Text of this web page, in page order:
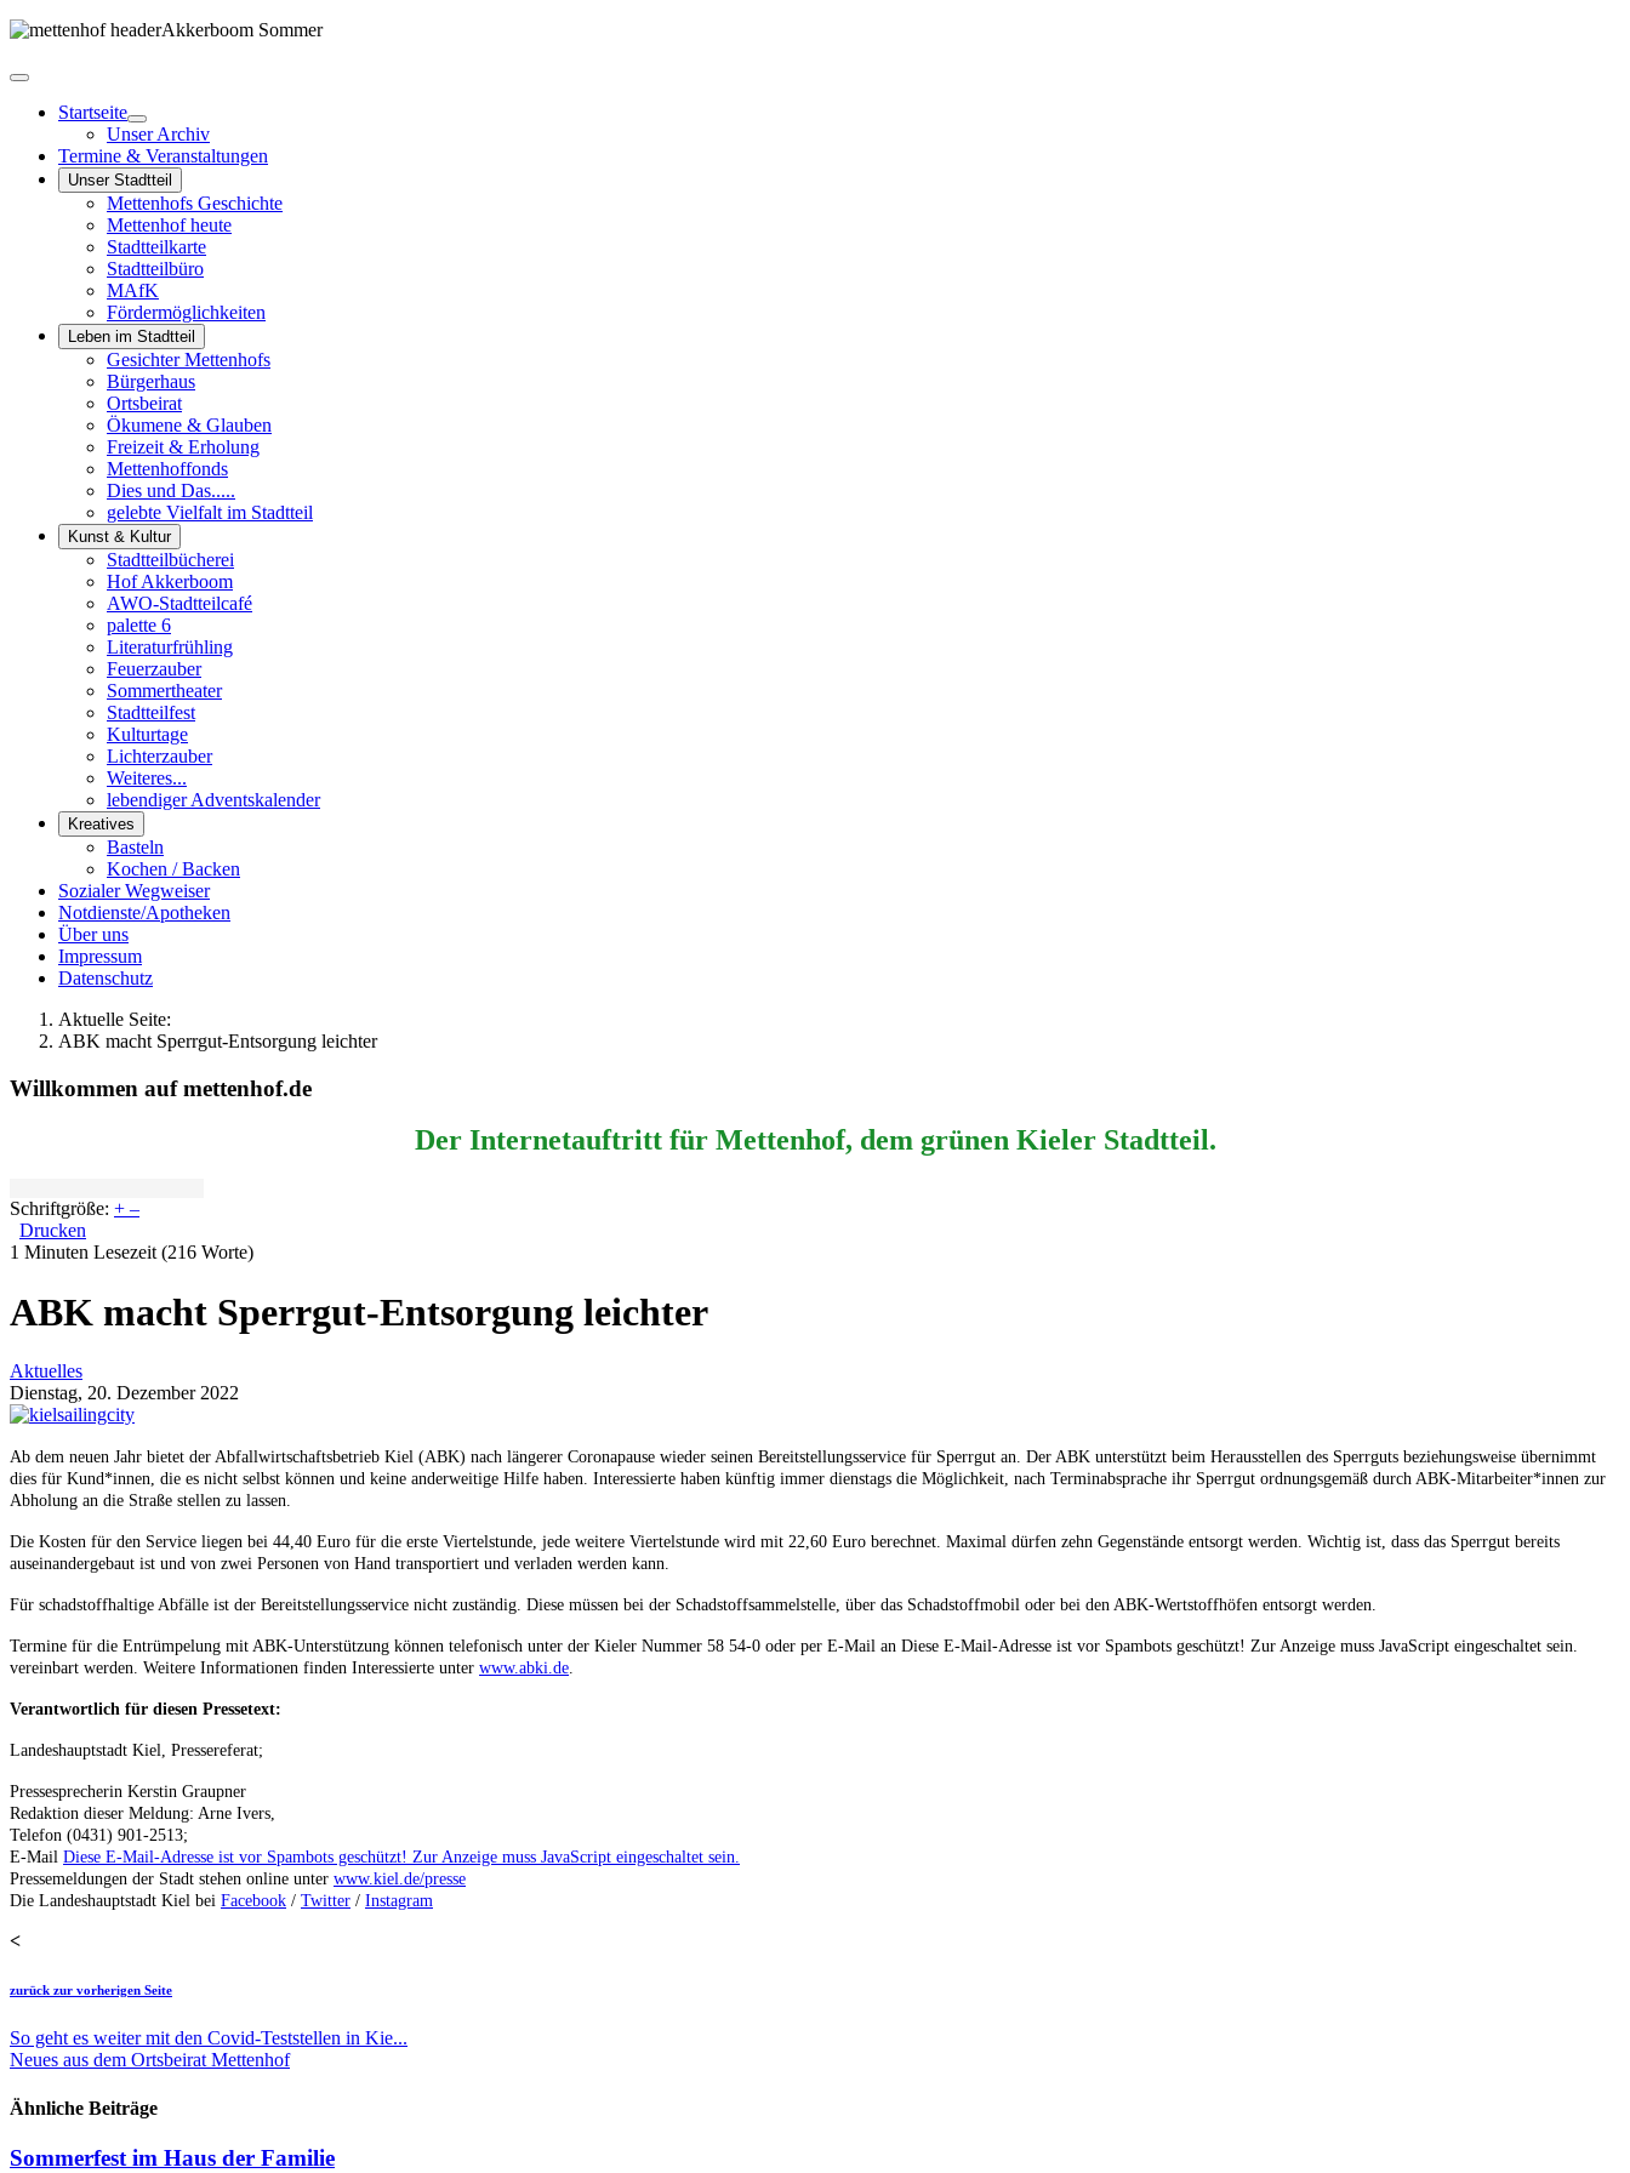
Startseite
Unser Archiv
Termine & Veranstaltungen
Unser Stadtteil
Mettenhofs Geschichte
Mettenhof heute
Stadtteilkarte
Stadtteilbüro
MAfK
Fördermöglichkeiten
Leben im Stadtteil
Gesichter Mettenhofs
Bürgerhaus
Ortsbeirat
Ökumene & Glauben
Freizeit & Erholung
Mettenhoffonds
Dies und Das.....
gelebte Vielfalt im Stadtteil
Kunst & Kultur
Stadtteilbücherei
Hof Akkerboom
AWO-Stadtteilcafé
palette 6
Literaturfrühling
Feuerzauber
Sommertheater
Stadtteilfest
Kulturtage
Lichterzauber
Weiteres...
lebendiger Adventskalender
Kreatives
Basteln
Kochen / Backen
Sozialer Wegweiser
Notdienste/Apotheken
Über uns
Impressum
Datenschutz
Aktuelle Seite:
ABK macht Sperrgut-Entsorgung leichter
Willkommen auf mettenhof.de
Der Internetauftritt für Mettenhof, dem grünen Kieler Stadtteil.
Schriftgröße: + –
Drucken
1 Minuten Lesezeit (216 Worte)
ABK macht Sperrgut-Entsorgung leichter
Aktuelles
Dienstag, 20. Dezember 2022
Ab dem neuen Jahr bietet der Abfallwirtschaftsbetrieb Kiel (ABK) nach längerer Coronapause wieder seinen Bereitstellungsservice für Sperrgut an. Der ABK unterstützt beim Herausstellen des Sperrguts beziehungsweise übernimmt
dies für Kund*innen, die es nicht selbst können und keine anderweitige Hilfe haben. Interessierte haben künftig immer dienstags die Möglichkeit, nach Terminabsprache ihr Sperrgut ordnungsgemäß durch ABK-Mitarbeiter*innen zur
Abholung an die Straße stellen zu lassen.
Die Kosten für den Service liegen bei 44,40 Euro für die erste Viertelstunde, jede weitere Viertelstunde wird mit 22,60 Euro berechnet. Maximal dürfen zehn Gegenstände entsorgt werden. Wichtig ist, dass das Sperrgut bereits
auseinandergebaut ist und von zwei Personen von Hand transportiert und verladen werden kann.
Für schadstoffhaltige Abfälle ist der Bereitstellungsservice nicht zuständig. Diese müssen bei der Schadstoffsammelstelle, über das Schadstoffmobil oder bei den ABK-Wertstoffhöfen entsorgt werden.
Termine für die Entrümpelung mit ABK-Unterstützung können telefonisch unter der Kieler Nummer 58 54-0 oder per E-Mail an Diese E-Mail-Adresse ist vor Spambots geschützt! Zur Anzeige muss JavaScript eingeschaltet sein.
vereinbart werden. Weitere Informationen finden Interessierte unter www.abki.de.
Verantwortlich für diesen Pressetext:
Landeshauptstadt Kiel, Pressereferat;
Pressesprecherin Kerstin Graupner
Redaktion dieser Meldung: Arne Ivers,
Telefon (0431) 901-2513;
E-Mail Diese E-Mail-Adresse ist vor Spambots geschützt! Zur Anzeige muss JavaScript eingeschaltet sein.
Pressemeldungen der Stadt stehen online unter www.kiel.de/presse
Die Landeshauptstadt Kiel bei Facebook / Twitter / Instagram
<
zurück zur vorherigen Seite
So geht es weiter mit den Covid-Teststellen in Kie...
Neues aus dem Ortsbeirat Mettenhof
Ähnliche Beiträge
Sommerfest im Haus der Familie